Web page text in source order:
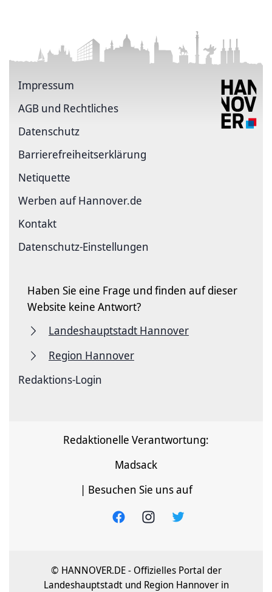
Impressum
AGB und Rechtliches
Datenschutz
Barriere­freiheits­erklärung
Netiquette
Werben auf Hannover.de
Kontakt
Datenschutz-Einstellungen
Haben Sie eine Frage und finden auf dieser
Website keine Antwort?
Landeshauptstadt Hannover
Region Hannover
Redaktions-Login
Redaktionelle Verantwortung:
Madsack
| Besuchen Sie uns auf
© HANNOVER.DE - Offizielles Portal der
Landeshauptstadt und Region Hannover in